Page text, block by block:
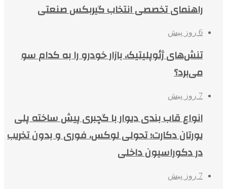
راهنمای تخصصی انتخاب گیربکس صنعتی
6 روز پیش
تنش‌های ژئوپلیتیک، بازار خودرو را به کدام سو
می‌برد؟
7 روز پیش
انواع قاب بندی دیوار با گچبری پیش ساخته پلی
یورتان دکارت؛ تحولی لوکس، فوری و بدون تخریب
در دکوراسیون داخلی
7 روز پیش